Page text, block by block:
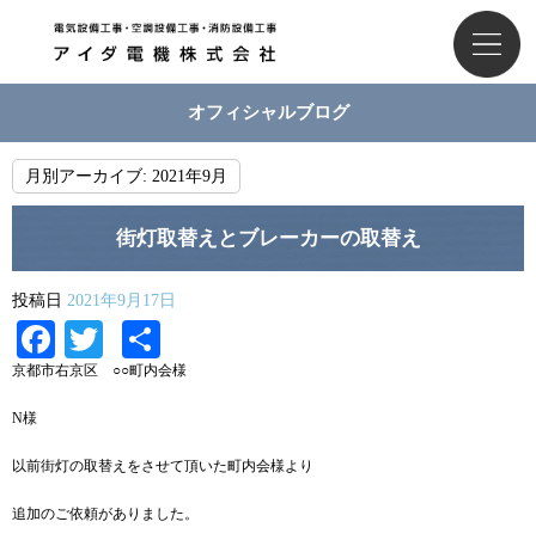
オフィシャルブログ
月別アーカイブ: 2021年9月
街灯取替えとブレーカーの取替え
投稿日 2021年9月17日
Facebook
Twitter
有
京都市右京区 ○○町内会様
N様
以前街灯の取替えをさせて頂いた町内会様より
追加のご依頼がありました。